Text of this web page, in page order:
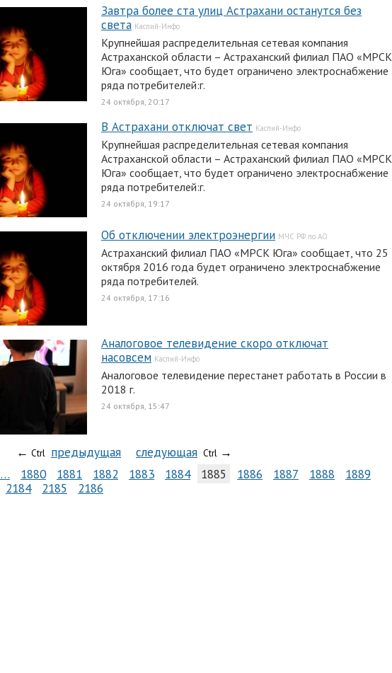
Завтра более ста улиц Астрахани останутся без
света Каспий-Инфо
Крупнейшая распределительная сетевая компания
Астраханской области – Астраханский филиал ПАО «МРСК
Юга» сообщает, что будет ограничено электроснабжение
ряда потребителей:г.
24 октября, 20:17
В Астрахани отключат свет Каспий-Инфо
Крупнейшая распределительная сетевая компания
Астраханской области – Астраханский филиал ПАО «МРСК
Юга» сообщает, что будет ограничено электроснабжение
ряда потребителей:г.
24 октября, 19:17
Об отключении электроэнергии МЧС РФ по АО
Астраханский филиал ПАО «МРСК Юга» сообщает, что 25
октября 2016 года будет ограничено электроснабжение
ряда потребителей.
24 октября, 17:16
Аналоговое телевидение скоро отключат
насовсем Каспий-Инфо
Аналоговое телевидение перестанет работать в России в
2018 г.
24 октября, 15:47
← Ctrl предыдущая следующая Ctrl →
… 1880 1881 1882 1883 1884 1885 1886 1887 1888
1889
2184 2185 2186